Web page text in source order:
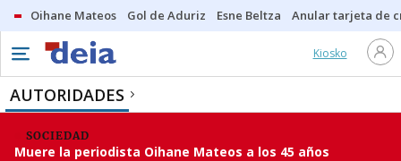
Oihane Mateos Gol de Aduriz Esne Beltza Anular tarjeta de
Kiosko
AUTORIDADES
SOCIEDAD
Muere la periodista Oihane Mateos a los 45 años